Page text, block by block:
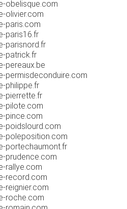
obelisque.com
olivier.com
paris.com
paris16.fr
parisnord.fr
patrick.fr
pereaux.be
permisdeconduire.com
philippe.fr
pierrette.fr
pilote.com
pince.com
poidslourd.com
poleposition.com
portechaumont.fr
prudence.com
rallye.com
record.com
reignier.com
roche.com